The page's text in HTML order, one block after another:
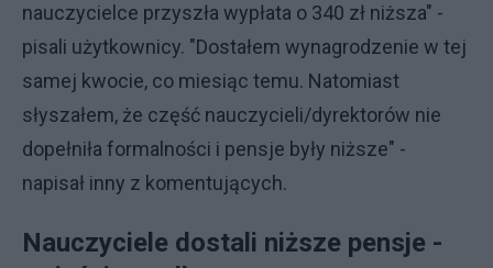
nauczycielce przyszła wypłata o 340 zł niższa" -
pisali użytkownicy. "Dostałem wynagrodzenie w tej
samej kwocie, co miesiąc temu. Natomiast
słyszałem, że część nauczycieli/dyrektorów nie
dopełniła formalności i pensje były niższe" -
napisał inny z komentujących.
Nauczyciele dostali niższe pensje -